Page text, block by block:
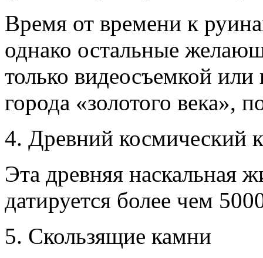
Время от времени к
однако остальные
только видеосъемкой
города «золотого века»,
4. Древний космический
Эта древняя наскальная
датируется более чем
5. Скользящие камни